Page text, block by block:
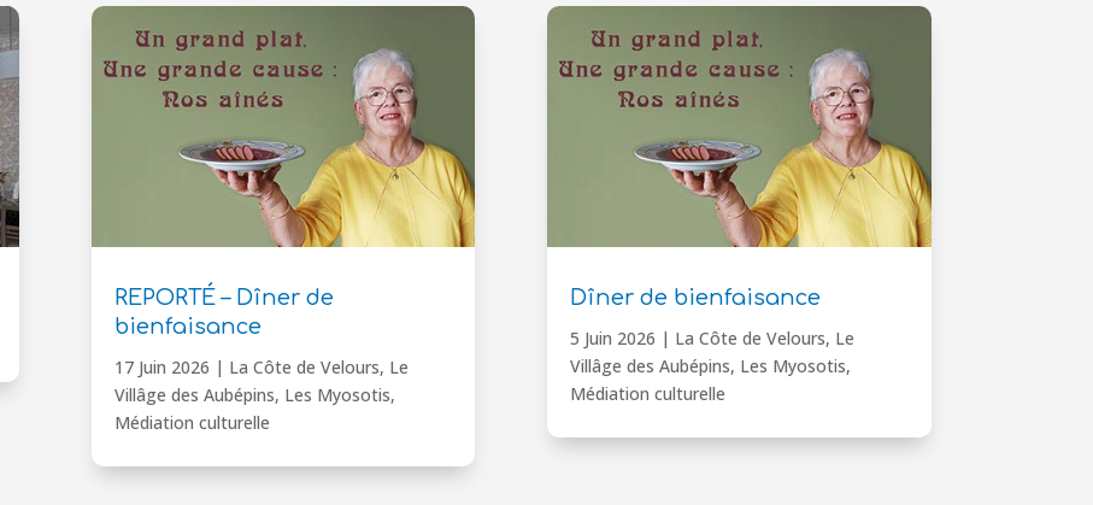
REPORTÉ – Dîner de
bienfaisance
17 Juin 2026 | La Côte de Velours, Le
Villâge des Aubépins, Les Myosotis,
Médiation culturelle
Dîner de bienfaisance
5 Juin 2026 | La Côte de Velours, Le
Villâge des Aubépins, Les Myosotis,
Médiation culturelle